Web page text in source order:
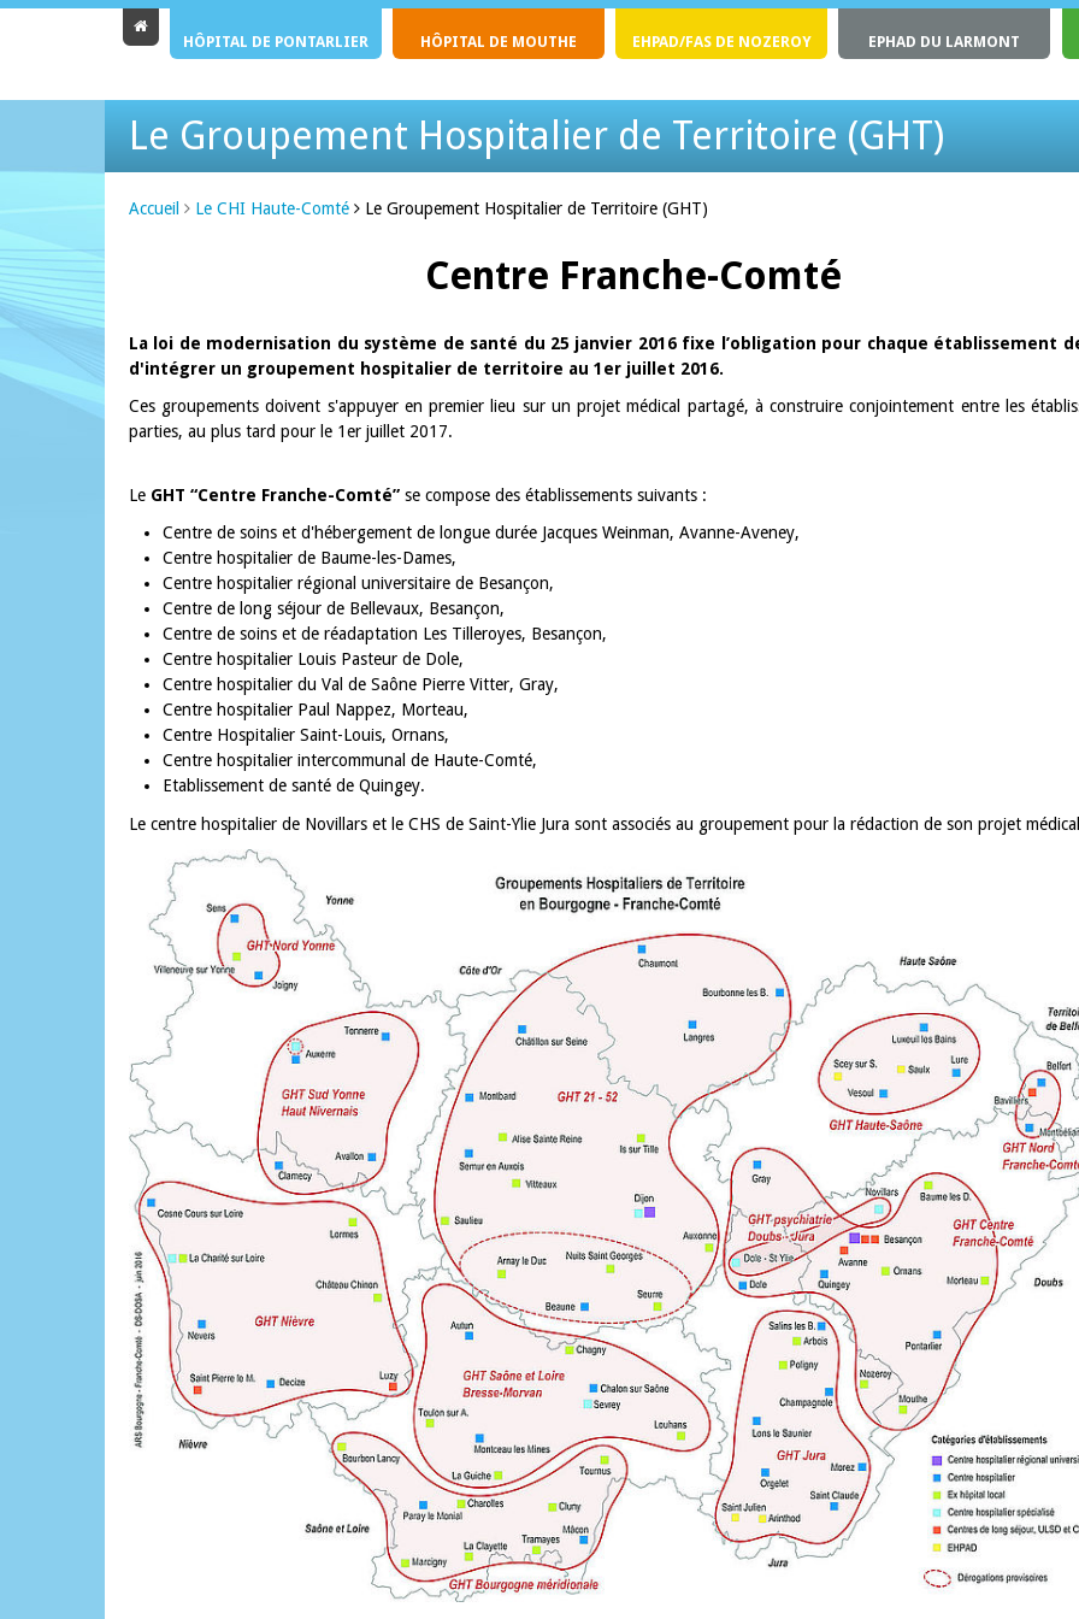
HÔPITAL DE PONTARLIER HÔPITAL DE MOUTHE EHPAD/FAS DE NOZEROY EPHAD DU LARMONT
Le Groupement Hospitalier de Territoire (GHT)
Accueil Le CHI Haute-Comté Le Groupement Hospitalier de Territoire (GHT)
Centre Franche-Comté
La loi de modernisation du système de santé du 25 janvier 2016 fixe l’obligation pour chaque établissement
d'intégrer un groupement hospitalier de territoire au 1er juillet 2016.
Ces groupements doivent s'appuyer en premier lieu sur un projet médical partagé, à construire conjointement entre les
parties, au plus tard pour le 1er juillet 2017.
Le GHT “Centre Franche-Comté” se compose des établissements suivants :
Centre de soins et d'hébergement de longue durée Jacques Weinman, Avanne-Aveney,
Centre hospitalier de Baume-les-Dames,
Centre hospitalier régional universitaire de Besançon,
Centre de long séjour de Bellevaux, Besançon,
Centre de soins et de réadaptation Les Tilleroyes, Besançon,
Centre hospitalier Louis Pasteur de Dole,
Centre hospitalier du Val de Saône Pierre Vitter, Gray,
Centre hospitalier Paul Nappez, Morteau,
Centre Hospitalier Saint-Louis, Ornans,
Centre hospitalier intercommunal de Haute-Comté,
Etablissement de santé de Quingey.
Le centre hospitalier de Novillars et le CHS de Saint-Ylie Jura sont associés au groupement pour la rédaction de son projet